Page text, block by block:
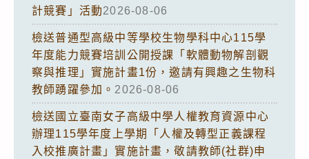
計競賽」活動2026-08-06
檢送普通型高級中等學校生物學科中心115學
年度能力競賽培訓公開授課「軟體動物解剖觀
察與推理」實施計畫1份，邀請有興趣之生物科
教師踴躍參加。 2026-08-06
檢送國立臺南女子高級中學人權教育資源中心
辦理115學年度上學期「人權及轉型正義課程
入校推廣計畫」實施計畫，敬請教師(社群)申